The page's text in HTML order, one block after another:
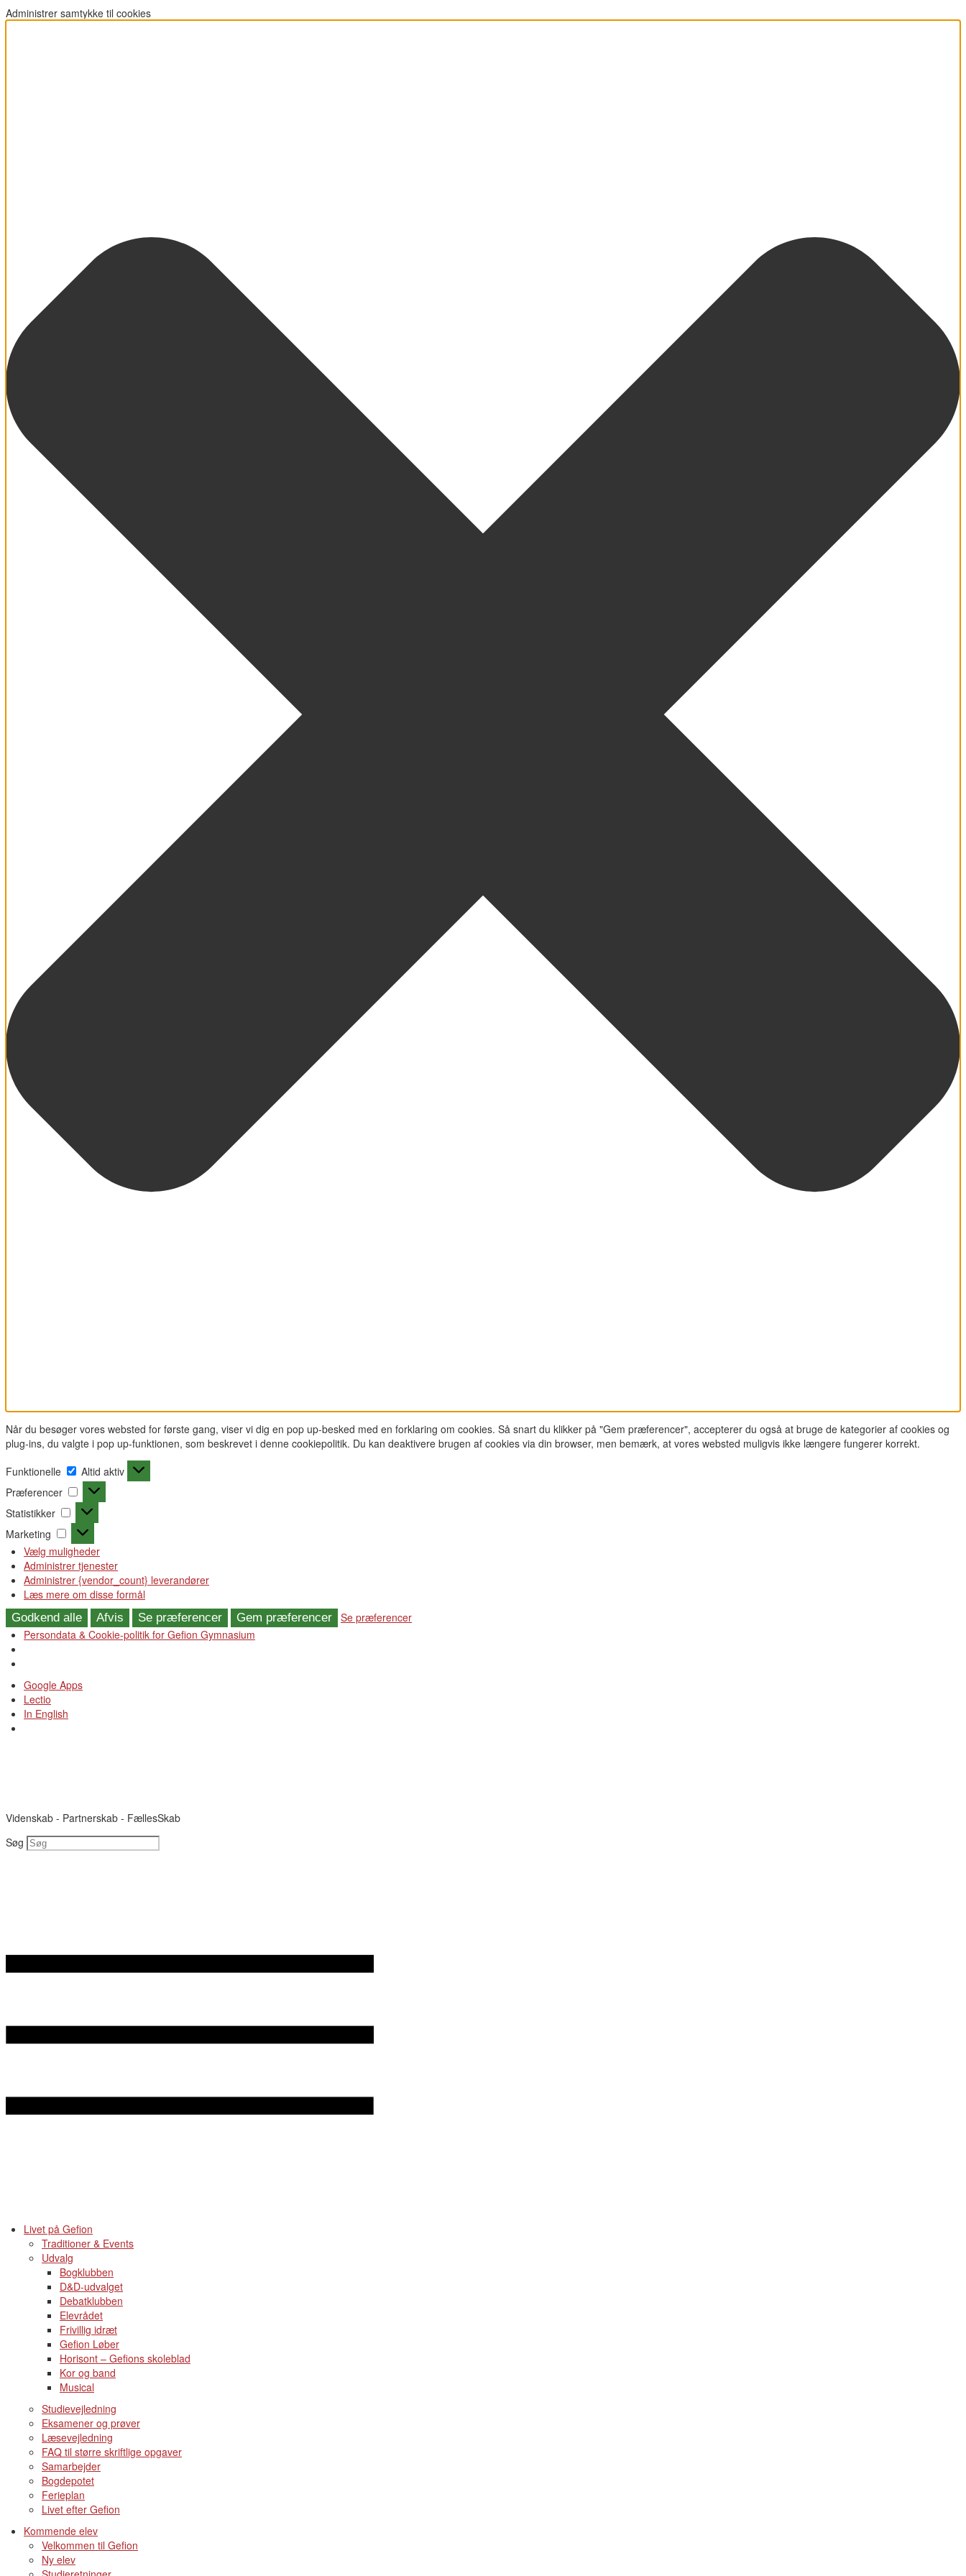
Administrer samtykke til cookies
Når du besøger vores websted for første gang, viser vi dig en pop up-besked med en forklaring om cookies. Så snart du klikker på "Gem præferencer", accepterer du også at bruge de kategorier af cookies og
plug-ins, du valgte i pop up-funktionen, som beskrevet i denne cookiepolitik. Du kan deaktivere brugen af cookies via din browser, men bemærk, at vores websted muligvis ikke længere fungerer korrekt.
Funktionelle
Funktionelle
Altid aktiv
Præferencer
Præferencer
Statistikker
Statistikker
Marketing
Marketing
Vælg muligheder
Administrer tjenester
Administrer {vendor_count} leverandører
Læs mere om disse formål
Godkend alle Afvis Se præferencer Gem præferencer
Se præferencer
Persondata & Cookie-politik for Gefion Gymnasium
Videre
til
indhold
Google Apps
Lectio
In English
Videnskab - Partnerskab - FællesSkab
Søg
Livet på Gefion
Traditioner & Events
Udvalg
Bogklubben
D&D-udvalget
Debatklubben
Elevrådet
Frivillig idræt
Gefion Løber
Horisont – Gefions skoleblad
Kor og band
Musical
Studievejledning
Eksamener og prøver
Læsevejledning
FAQ til større skriftlige opgaver
Samarbejder
Bogdepotet
Ferieplan
Livet efter Gefion
Kommende elev
Velkommen til Gefion
Ny elev